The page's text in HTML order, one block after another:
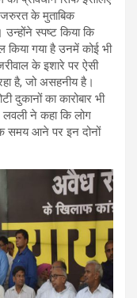
जरुरत के मुताबिक
स्पष्ट किया कि
किया गया है उनमें कोई भी
के इशारे पर ऐसी
है, जो असहनीय है।
दुकानों का कारोबार भी
ने कहा कि लोग
समय आने पर इन दोनों